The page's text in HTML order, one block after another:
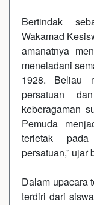
‎Bertindak
Wakamad
amanatnya
meneladani
1928. Beliau
persatuan
keberagaman
Pemuda
terletak
persatuan,” ujar
‎Dalam upacara
terdiri dari